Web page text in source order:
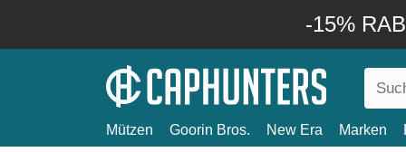
-15%
Mützen Goorin Bros. New Era Marken